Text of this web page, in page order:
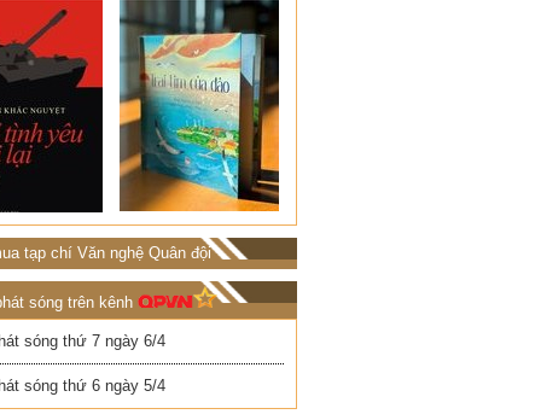
tạp chí Văn nghệ Quân đội
sóng trên kênh
sóng thứ 7 ngày 6/4
sóng thứ 6 ngày 5/4